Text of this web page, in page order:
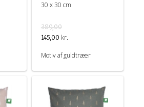
30 x 30 cm
389,00
145,00 kr.
Motiv af guldtræer